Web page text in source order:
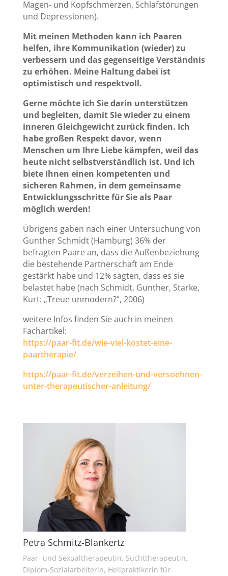
Magen- und Kopfschmerzen, Schlafstörungen
und Depressionen).
Mit meinen Methoden kann ich Paaren
helfen, ihre Kommunikation (wieder) zu
verbessern und das gegenseitige Verständnis
zu erhöhen. Meine Haltung dabei ist
optimistisch und respektvoll.
Gerne möchte ich Sie darin unterstützen
und begleiten, damit Sie wieder zu einem
inneren Gleichgewicht zurück finden. Ich
habe großen Respekt davor, wenn
Menschen um Ihre Liebe kämpfen, weil das
heute nicht selbstverständlich ist. Und ich
biete Ihnen einen kompetenten und
sicheren Rahmen, in dem gemeinsame
Entwicklungsschritte für Sie als Paar
möglich werden!
Übrigens gaben nach einer Untersuchung von
Gunther Schmidt (Hamburg) 36% der
befragten Paare an, dass die Außenbeziehung
die bestehende Partnerschaft am Ende
gestärkt habe und 12% sagten, dass es sie
belastet habe (nach Schmidt, Gunther, Starke,
Kurt: „Treue unmodern?“, 2006)
weitere Infos finden Sie auch in meinen
Fachartikel:
https://paar-fit.de/wie-viel-kostet-eine-
paartherapie/
https://paar-fit.de/verzeihen-und-versoehnen-
unter-therapeutischer-anleitung/
Petra Schmitz-Blankertz
Paar- und Sexualtherapeutin, Suchttherapeutin,
Diplom-Sozialarbeiterin, Heilpraktikerin für